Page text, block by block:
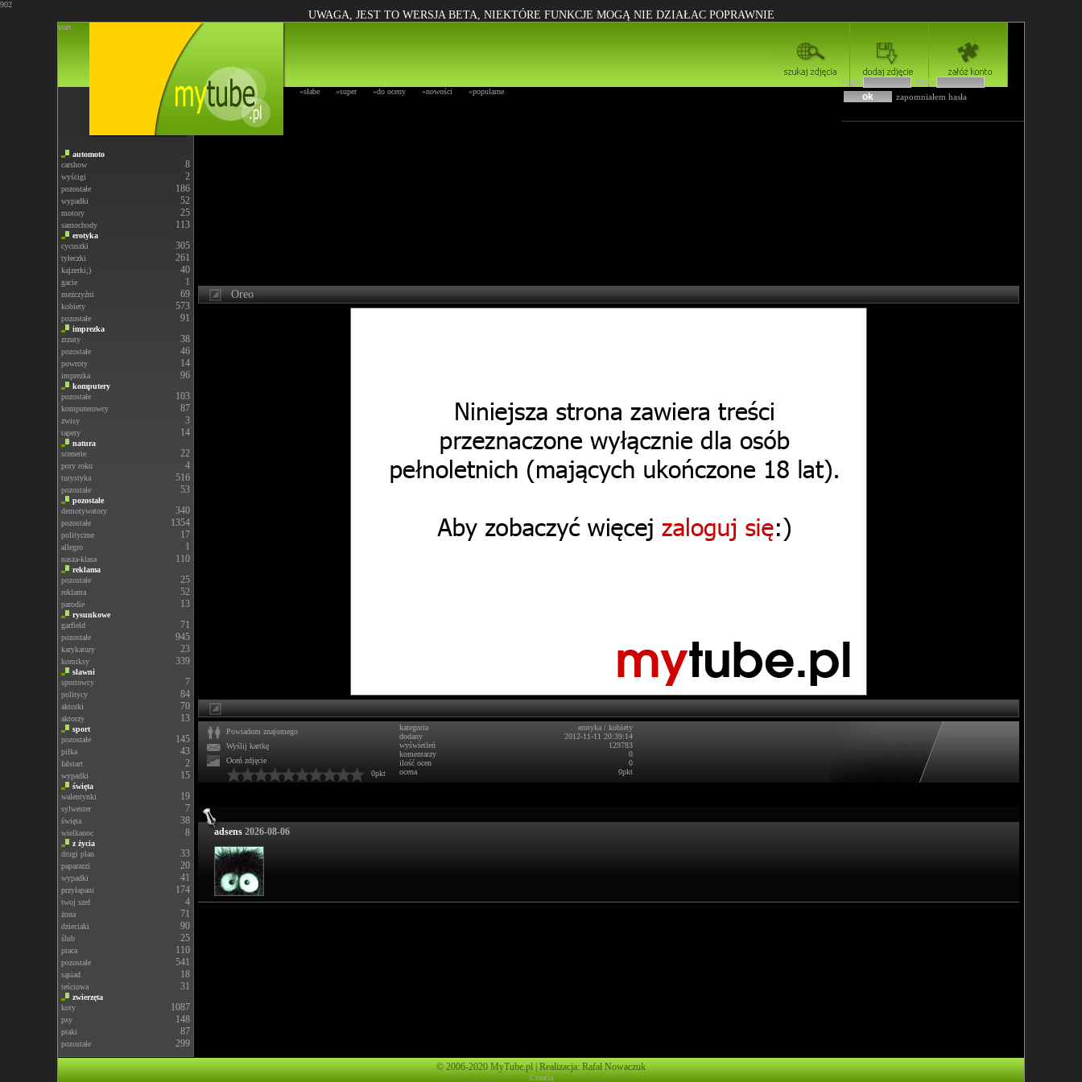
902
UWAGA, JEST TO WERSJA BETA, NIEKTÓRE FUNKCJE MOGĄ NIE DZIAŁAC POPRAWNIE
start
»słabe »super »do oceny »nowości »popularne
login
hasło
zapomniałem hasła
automoto
carshow
8
wyścigi 2
pozostałe 186
wypadki 52
motory 25
samochody 113
erotyka
cycuszki
305
tyłeczki 261
kajzerki;) 40
gacie 1
meżczyźni 69
kobiety 573
pozostałe 91
imprezka
zrzuty
38
pozostałe 46
powroty 14
imprezka 96
komputery
pozostałe
103
komputerowcy 87
zwisy 3
tapety 14
natura
scenerie
22
pory roku 4
turystyka 516
pozostałe 53
pozostałe
demotywatory
340
pozostałe 1354
polityczne 17
allegro 1
nasza-klasa 110
reklama
pozostałe
25
reklama 52
parodie 13
rysunkowe
garfield
71
pozostałe 945
karykatury 23
komiksy 339
sławni
sportowcy
7
politycy 84
aktorki 70
aktorzy 13
sport
pozostałe
145
piłka 43
falstart 2
wypadki 15
święta
walentynki
19
sylwester 7
święta 38
wielkanoc 8
z życia
drugi plan
33
paparazzi 20
wypadki 41
przyłapani 174
twoj szef 4
żona 71
dzieciaki 90
ślub 25
praca 110
pozostałe 541
sąsiad 18
teściowa 31
zwierzęta
koty
1087
psy 148
ptaki 87
pozostałe 299
Oreo
Powiadom znajomego
Wyślij kartkę
Oceń zdjęcie
0pkt
kategoria
dodany
wyświetleń
komentarzy
ilość ocen
ocena
erotyka / kobiety
2012-11-11 20:39:14
129783
0
0
0pkt
adsens 2026-08-06
© 2006-2020 MyTube.pl | Realizacja: Rafał Nowaczuk
Croatia